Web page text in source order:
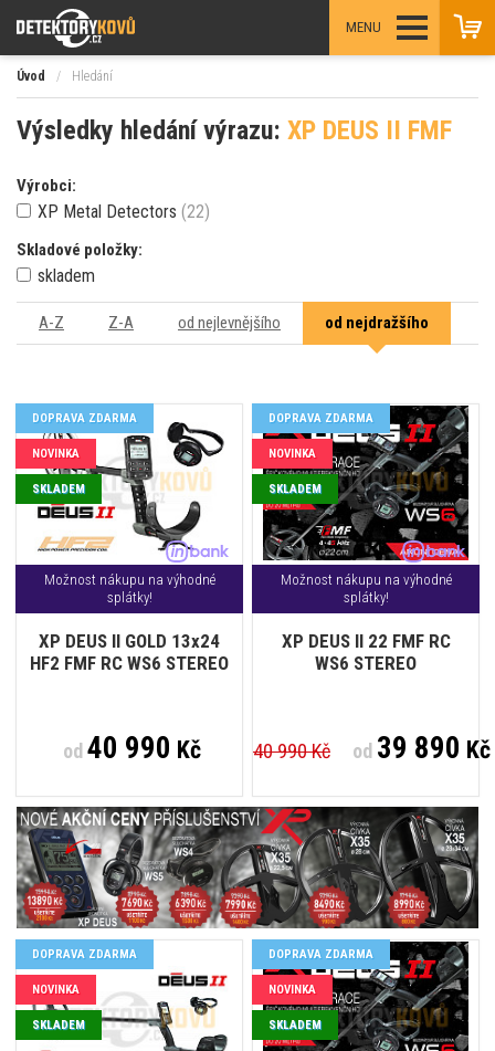
MENU
Úvod / Hledání
Výsledky hledání výrazu: XP DEUS II FMF
Výrobci:
XP Metal Detectors (22)
Skladové položky:
skladem
A-Z Z-A od nejlevnějšího od nejdražšího
Možnost nákupu na výhodné
splátky!
XP DEUS II GOLD 13x24
HF2 FMF RC WS6 STEREO
DOPRAVA ZDARMA
NOVINKA
SKLADEM
od40 990 Kč
Možnost nákupu na výhodné
splátky!
XP DEUS II 22 FMF RC
WS6 STEREO
DOPRAVA ZDARMA
NOVINKA
SKLADEM
40 990 Kč od39 890 Kč
DOPRAVA ZDARMA
NOVINKA
SKLADEM
DOPRAVA ZDARMA
NOVINKA
SKLADEM